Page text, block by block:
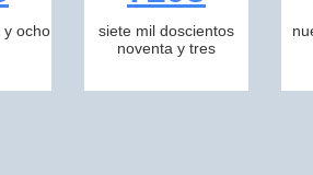
y ocho
siete mil doscientos
noventa y tres